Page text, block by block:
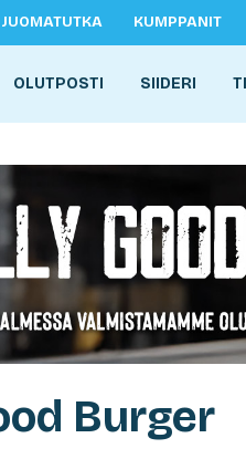
JUOMATUTKA KUMPPANIT
OLUTPOSTI SIIDERI
Burger